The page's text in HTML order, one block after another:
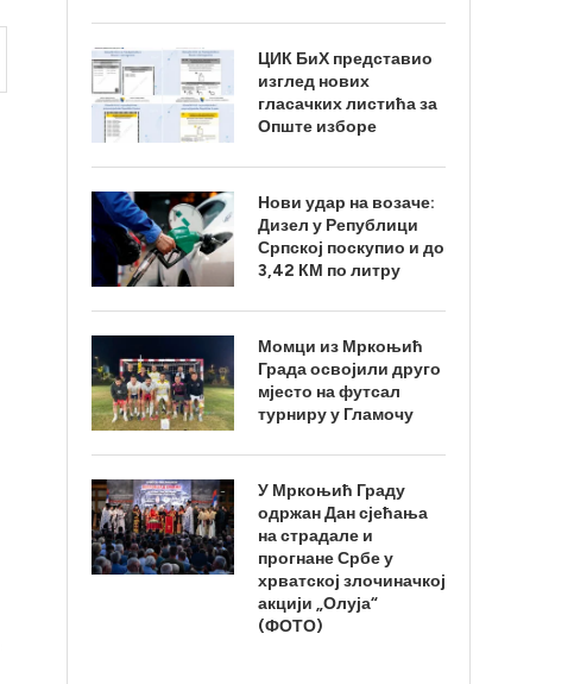
ЦИК БиХ представио
изглед нових
гласачких листића за
Опште изборе
Нови удар на возаче:
Дизел у Републици
Српској поскупио и до
3,42 КМ по литру
Момци из Мркоњић
Града освојили друго
мјесто на футсал
турниру у Гламочу
У Мркоњић Граду
одржан Дан сјећања
на страдале и
прогнане Србе у
хрватској злочиначкој
акцији „Олуја“
(ФОТО)